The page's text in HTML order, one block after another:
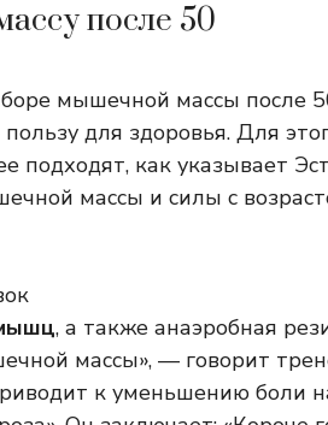
после 50
мышечной массы после
для здоровья. Для
подходят, как указывает
массы и силы с
, а также анаэробная
массы», — говорит
к уменьшению боли